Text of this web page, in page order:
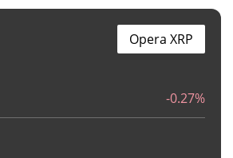
-0.27%
Opera XRP